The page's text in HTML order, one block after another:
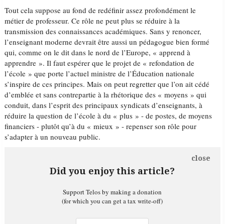
Tout cela suppose au fond de redéfinir assez profondément le
métier de professeur. Ce rôle ne peut plus se réduire à la
transmission des connaissances académiques. Sans y renoncer,
l’enseignant moderne devrait être aussi un pédagogue bien formé
qui, comme on le dit dans le nord de l’Europe, « apprend à
apprendre ». Il faut espérer que le projet de « refondation de
l’école » que porte l’actuel ministre de l’Éducation nationale
s’inspire de ces principes. Mais on peut regretter que l’on ait cédé
d’emblée et sans contrepartie à la rhétorique des « moyens » qui
conduit, dans l’esprit des principaux syndicats d’enseignants, à
réduire la question de l’école à du « plus » - de postes, de moyens
financiers - plutôt qu’à du « mieux » - repenser son rôle pour
s’adapter à un nouveau public.
Did you enjoy this article?
close
Support Telos by making a donation
(for which you can get a tax write-off)